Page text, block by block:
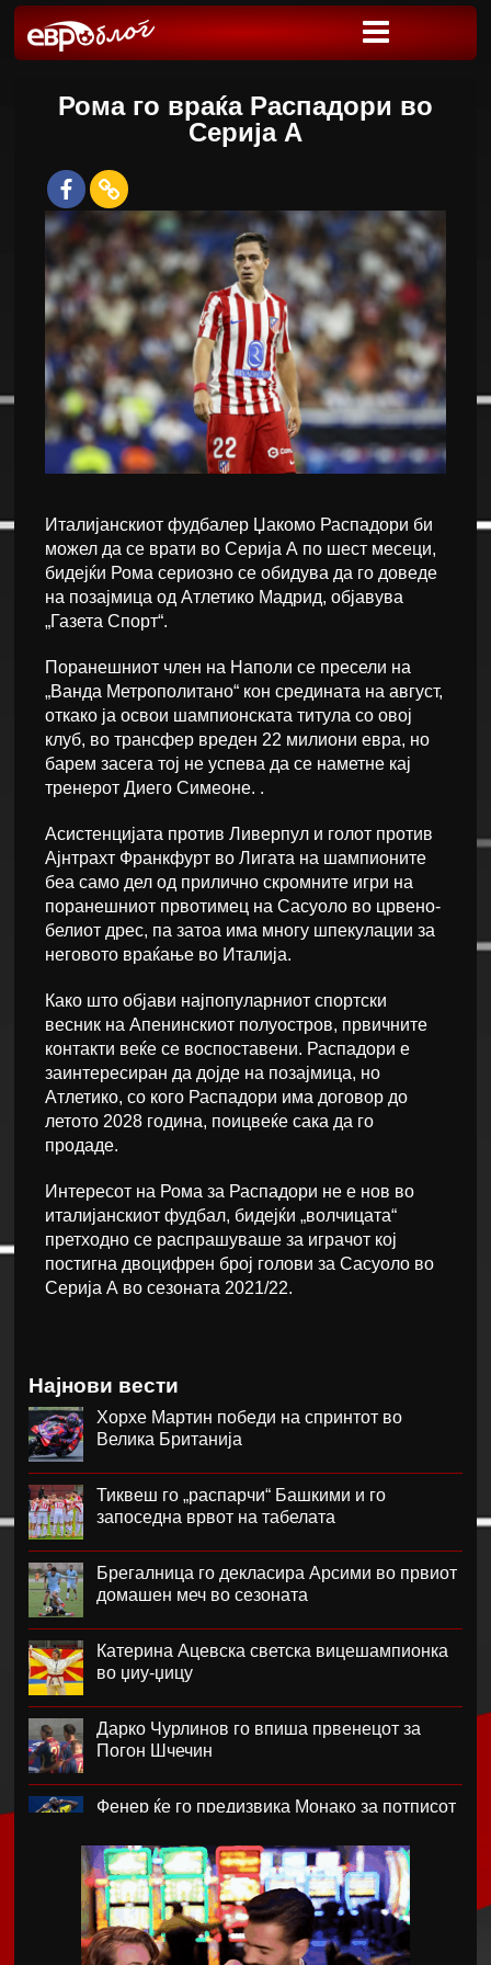
Рома го враќа Распадори во
Серија А
Италијанскиот фудбалер Џакомо Распадори би
можел да се врати во Серија А по шест месеци,
бидејќи Рома сериозно се обидува да го доведе
на позајмица од Атлетико Мадрид, објавува
„Газета Спорт“.
Поранешниот член на Наполи се пресели на
„Ванда Метрополитано“ кон средината на август,
откако ја освои шампионската титула со овој
клуб, во трансфер вреден 22 милиони евра, но
барем засега тој не успева да се наметне кај
тренерот Диего Симеоне. .
Асистенцијата против Ливерпул и голот против
Ајнтрахт Франкфурт во Лигата на шампионите
беа само дел од прилично скромните игри на
поранешниот првотимец на Сасуоло во црвено-
белиот дрес, па затоа има многу шпекулации за
неговото враќање во Италија.
Како што објави најпопуларниот спортски
весник на Апенинскиот полуостров, првичните
контакти веќе се воспоставени. Распадори е
заинтересиран да дојде на позајмица, но
Атлетико, со кого Распадори има договор до
летото 2028 година, поицвеќе сака да го
продаде.
Интересот на Рома за Распадори не е нов во
италијанскиот фудбал, бидејќи „волчицата“
претходно се распрашуваше за играчот кој
постигна двоцифрен број голови за Сасуоло во
Серија А во сезоната 2021/22.
Најнови вести
Хорхе Мартин победи на спринтот во
Велика Британија
Тиквеш го „распарчи“ Башкими и го
запоседна врвот на табелата
Брегалница го декласира Арсими во првиот
домашен меч во сезоната
Катерина Ацевска светска вицешампионка
во џиу-џицу
Дарко Чурлинов го впиша првенецот за
Погон Шчечин
Фенер ќе го предизвика Монако за потписот
Челзи убедливо го надигра Милан во
Австралија